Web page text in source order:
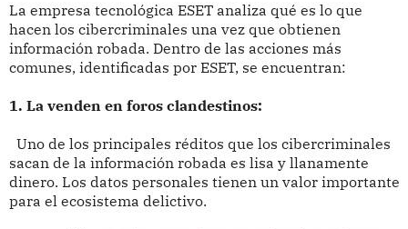
La empresa tecnológica ESET analiza qué es lo que
hacen los cibercriminales una vez que obtienen
información robada. Dentro de las acciones más
comunes, identificadas por ESET, se encuentran:
1. La venden en foros clandestinos:
Uno de los principales réditos que los cibercriminales
sacan de la información robada es lisa y llanamente
dinero. Los datos personales tienen un valor importante
para el ecosistema delictivo.